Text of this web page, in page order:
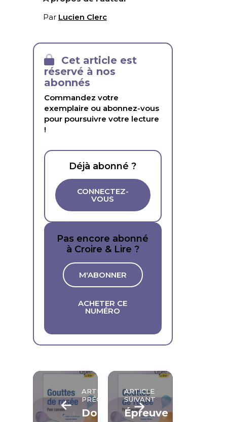
Par Lucien Clerc
Cet article est
réservé à nos
abonnés
Commandez votre
exemplaire ou abonnez-vous
pour poursuivre votre lecture
!
Déjà abonné ?
CONNECTEZ-
VOUS
Pas encore abonné
à Croire & Lire ?
M'ABONNER
ACHETER CE
NUMÉRO
ARTICLE
PRÉCÉDENT
Douleur
ARTICLE
SUIVANT
Épreuve